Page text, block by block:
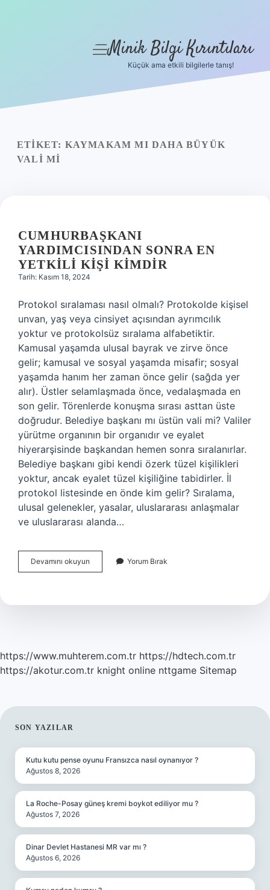
Yasal Uyarı
menüyü
Minik Bilgi Kırıntıları
Küçük ama etkili bilgilerle tanış!
ETIKET: KAYMAKAM MI DAHA BÜYÜK
VALI MI
CUMHURBAŞKANI
YARDIMCISINDAN SONRA EN
YETKILI KIŞI KIMDIR
Tarih: Kasım 18, 2024
Protokol sıralaması nasıl olmalı? Protokolde kişisel
unvan, yaş veya cinsiyet açısından ayrımcılık
yoktur ve protokolsüz sıralama alfabetiktir.
Kamusal yaşamda ulusal bayrak ve zirve önce
gelir; kamusal ve sosyal yaşamda misafir; sosyal
yaşamda hanım her zaman önce gelir (sağda yer
alır). Üstler selamlaşmada önce, vedalaşmada en
son gelir. Törenlerde konuşma sırası asttan üste
doğrudur. Belediye başkanı mı üstün vali mi? Valiler
yürütme organının bir organıdır ve eyalet
hiyerarşisinde başkandan hemen sonra sıralanırlar.
Belediye başkanı gibi kendi özerk tüzel kişilikleri
yoktur, ancak eyalet tüzel kişiliğine tabidirler. İl
protokol listesinde en önde kim gelir? Sıralama,
ulusal gelenekler, yasalar, uluslararası anlaşmalar
ve uluslararası alanda…
Devamını okuyun Cumhurbaşkanı
Yardımcısından
Yetkili
Yorum Bırak
https://www.muhterem.com.tr https://hdtech.com.tr
https://akotur.com.tr knight online nttgame Sitemap
SIDEBAR
SON YAZILAR
Kutu kutu pense oyunu Fransızca nasıl oynanıyor ?
Ağustos 8, 2026
La Roche-Posay güneş kremi boykot ediliyor mu ?
Ağustos 7, 2026
Dinar Devlet Hastanesi MR var mı ?
Ağustos 6, 2026